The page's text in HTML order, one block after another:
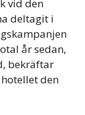
vid den
deltagit i
år sedan,
bekräftar
den